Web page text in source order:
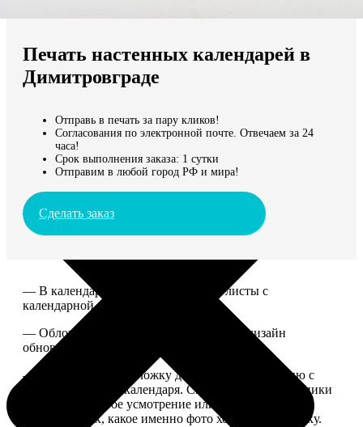
Мы доставляем по всему миру
Продолжить без города
Печать настенных календарей в
Димитровграде
Отправь в печать за пару кликов!
Согласования по электронной почте. Отвечаем за 24
часа!
Срок выполнения заказа: 1 сутки
Отправим в любой город РФ и мира!
Сделать заказ
— В календаре 13 листов: обложка+листы с
календарной сеткой.
— Обложка для календаря стандартная, дизайн
обновляем каждый год.
— В кружочек на обложку добавляем фотографию с
одной из страниц календаря. Снимок наши сотрудники
выбирают на свое усмотрение или пишите в
комментариях, какое именно фото хотите на обложку.